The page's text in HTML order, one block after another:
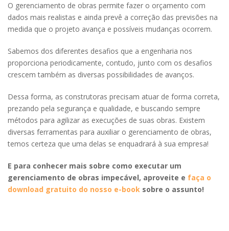
O gerenciamento de obras permite fazer o orçamento com
dados mais realistas e ainda prevê a correção das previsões na
medida que o projeto avança e possíveis mudanças ocorrem.
Sabemos dos diferentes desafios que a engenharia nos
proporciona periodicamente, contudo, junto com os desafios
crescem também as diversas possibilidades de avanços.
Dessa forma, as construtoras precisam atuar de forma correta,
prezando pela segurança e qualidade, e buscando sempre
métodos para agilizar as execuções de suas obras. Existem
diversas ferramentas para auxiliar o gerenciamento de obras,
temos certeza que uma delas se enquadrará à sua empresa!
E para conhecer mais sobre como executar um
gerenciamento de obras impecável, aproveite e faça o
download gratuito do nosso e-book sobre o assunto!